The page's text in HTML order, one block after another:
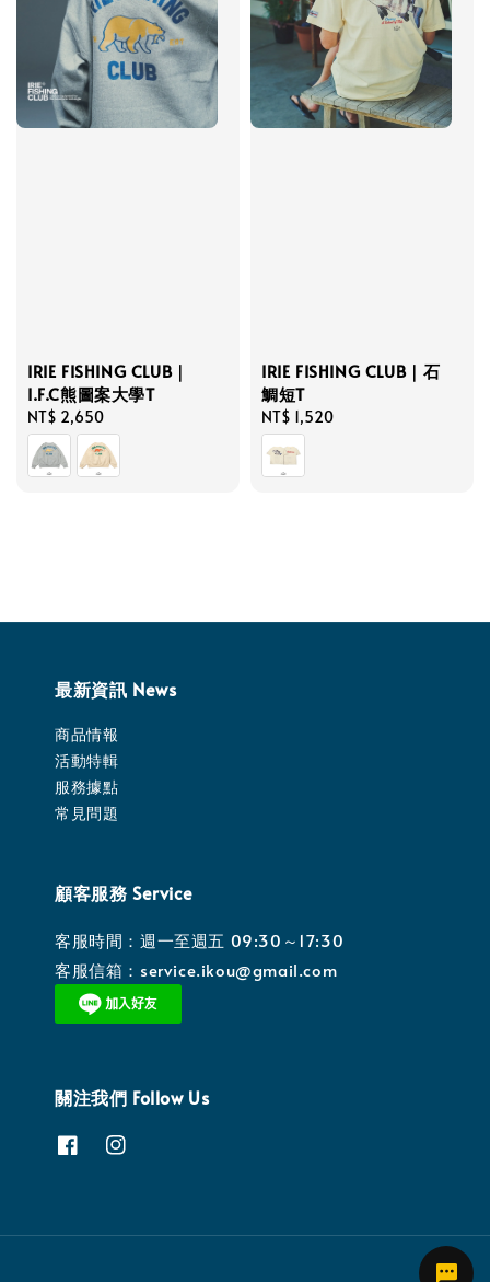
IRIE FISHING CLUB｜
I.F.C熊圖案大學T
Regular
price
NT$ 2,650
IRIE FISHING CLUB｜石
鯛短T
Regular
price
NT$ 1,520
最新資訊 News
商品情報
活動特輯
服務據點
常見問題
顧客服務 Service
客服時間：週一至週五 09:30～17:30
客服信箱：service.ikou@gmail.com
關注我們 Follow Us